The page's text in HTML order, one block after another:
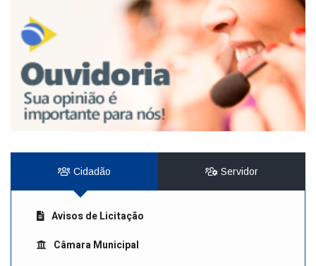
Cidadão Servidor
Avisos de Licitação
Câmara Municipal